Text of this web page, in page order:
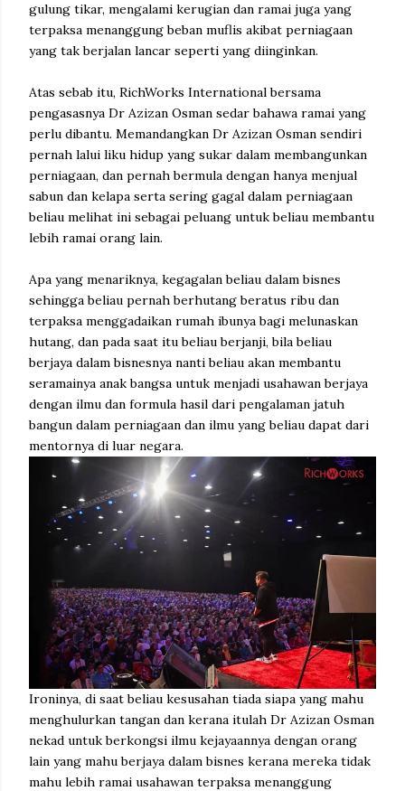
gulung tikar, mengalami kerugian dan ramai juga yang
terpaksa menanggung beban muflis akibat perniagaan
yang tak berjalan lancar seperti yang diinginkan.
Atas sebab itu, RichWorks International bersama
pengasasnya Dr Azizan Osman sedar bahawa ramai yang
perlu dibantu. Memandangkan Dr Azizan Osman sendiri
pernah lalui liku hidup yang sukar dalam membangunkan
perniagaan, dan pernah bermula dengan hanya menjual
sabun dan kelapa serta sering gagal dalam perniagaan
beliau melihat ini sebagai peluang untuk beliau membantu
lebih ramai orang lain.
Apa yang menariknya, kegagalan beliau dalam bisnes
sehingga beliau pernah berhutang beratus ribu dan
terpaksa menggadaikan rumah ibunya bagi melunaskan
hutang, dan pada saat itu beliau berjanji, bila beliau
berjaya dalam bisnesnya nanti beliau akan membantu
seramainya anak bangsa untuk menjadi usahawan berjaya
dengan ilmu dan formula hasil dari pengalaman jatuh
bangun dalam perniagaan dan ilmu yang beliau dapat dari
mentornya di luar negara.
Ironinya, di saat beliau kesusahan tiada siapa yang mahu
menghulurkan tangan dan kerana itulah Dr Azizan Osman
nekad untuk berkongsi ilmu kejayaannya dengan orang
lain yang mahu berjaya dalam bisnes kerana mereka tidak
mahu lebih ramai usahawan terpaksa menanggung